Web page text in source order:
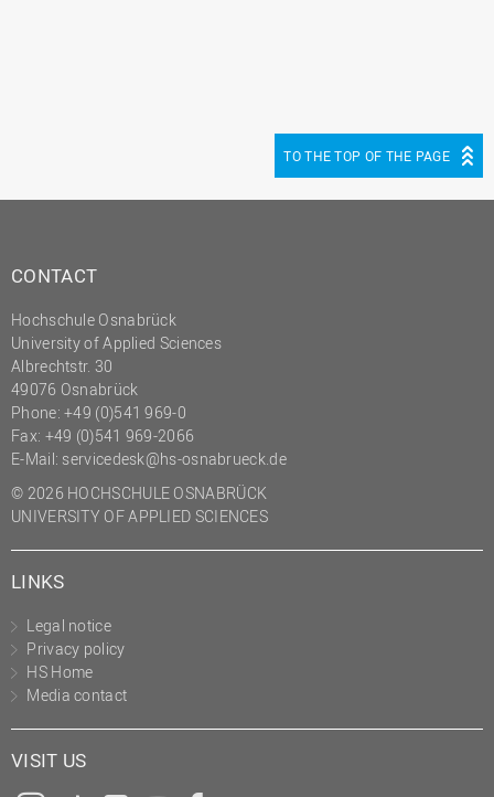
TO THE TOP OF THE PAGE
CONTACT
Hochschule Osnabrück
University of Applied Sciences
Albrechtstr. 30
49076 Osnabrück
Phone: +49 (0)541 969-0
Fax: +49 (0)541 969-2066
E-Mail: servicedesk@hs-osnabrueck.de
© 2026 HOCHSCHULE OSNABRÜCK
UNIVERSITY OF APPLIED SCIENCES
LINKS
Legal notice
Privacy policy
HS Home
Media contact
VISIT US